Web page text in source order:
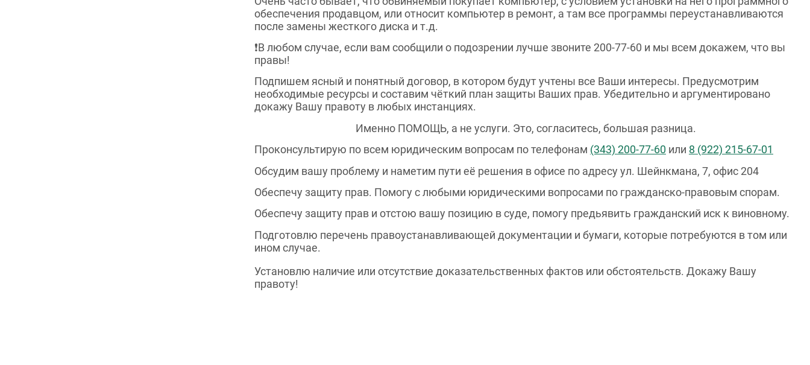
обеспечения продавцом, или относит компьютер в ремонт, а там все программы переустанавливаются
после замены жесткого диска и т.д.
❗️В любом случае, если вам сообщили о подозрении лучше звоните 200-77-60 и мы всем докажем, что вы
правы!
Подпишем ясный и понятный договор, в котором будут учтены все Ваши интересы. Предусмотрим
необходимые ресурсы и составим чёткий план защиты Ваших прав. Убедительно и аргументировано
докажу Вашу правоту в любых инстанциях.
Именно ПОМОЩЬ, а не услуги. Это, согласитесь, большая разница.
Проконсультирую по всем юридическим вопросам по телефонам (343) 200-77-60 или 8 (922) 215-67-01
Обсудим вашу проблему и наметим пути её решения в офисе по адресу ул. Шейнкмана, 7, офис 204
Обеспечу защиту прав. Помогу с любыми юридическими вопросами по гражданско-правовым спорам.
Обеспечу защиту прав и отстою вашу позицию в суде, помогу предьявить гражданский иск к виновному.
Подготовлю перечень правоустанавливающей документации и бумаги, которые потребуются в том или
ином случае.
Установлю наличие или отсутствие доказательственных фактов или обстоятельств. Докажу Вашу
правоту!